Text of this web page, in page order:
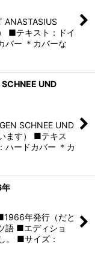
ANASTASIUS
■テキスト：ドイ
バー ＊カバーな
SCHNEE UND
SCHNEE UND
ます） ■テキス
ハードカバー ＊カ
年
年発行（だと
語 ■エディショ
。 ■サイズ：